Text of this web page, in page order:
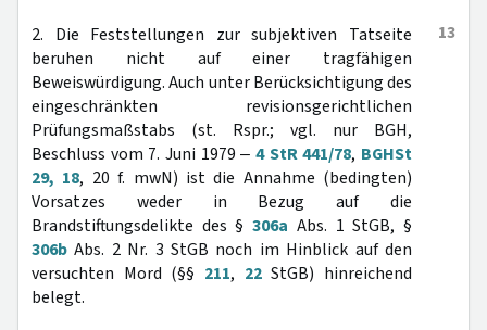
13
2. Die Feststellungen zur subjektiven Tatseite
beruhen nicht auf einer tragfähigen
Beweiswürdigung. Auch unter Berücksichtigung des
eingeschränkten revisionsgerichtlichen
Prüfungsmaßstabs (st. Rspr.; vgl. nur BGH,
Beschluss vom 7. Juni 1979 ‒ 4 StR 441/78, BGHSt
29, 18, 20 f. mwN) ist die Annahme (bedingten)
Vorsatzes weder in Bezug auf die
Brandstiftungsdelikte des §306a Abs. 1 StGB, §
306b Abs. 2 Nr. 3 StGB noch im Hinblick auf den
versuchten Mord (§§ 211, 22StGB) hinreichend
belegt.